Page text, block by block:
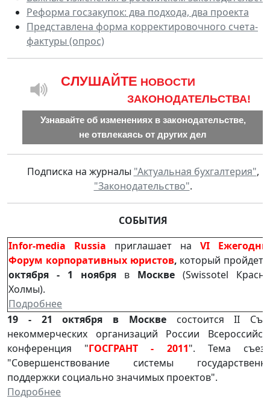
Реформа госзакупок: два подхода, два проекта
Представлена форма корректировочного счета-
фактуры (опрос)
CЛУШАЙТЕ НОВОСТИ
ЗАКОНОДАТЕЛЬСТВА!
Узнавайте об изменениях в законодательстве,
не отвлекаясь от других дел
Подписка на журналы "Актуальная бухгалтерия",
"Законодательство".
СОБЫТИЯ
Infor-media Russia приглашает на VI
Форум корпоративных юристов, который пройдет
октября - 1 ноября в Москве (Swissotel
Холмы).
Подробнее
19 - 21 октября в Москве состоится II
некоммерческих организаций России
конференция "ГОСГРАНТ - 2011". Тема
"Cовершенствование системы
поддержки социально значимых проектов".
Подробнее